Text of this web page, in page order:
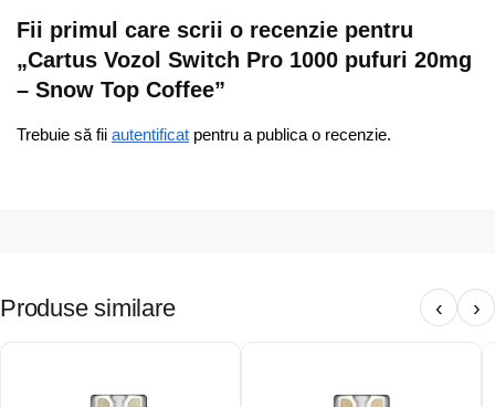
Fii primul care scrii o recenzie pentru
„Cartus Vozol Switch Pro 1000 pufuri 20mg
– Snow Top Coffee”
Trebuie să fii autentificat pentru a publica o recenzie.
Produse similare ‹ ›